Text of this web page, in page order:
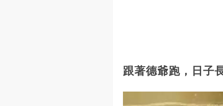
跟著德爺跑，日子